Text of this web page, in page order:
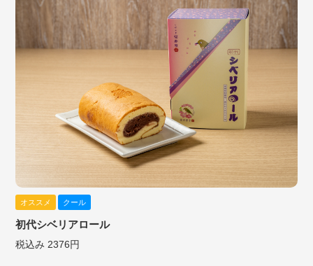
オススメ クール
初代シベリアロール
税込み 2376円